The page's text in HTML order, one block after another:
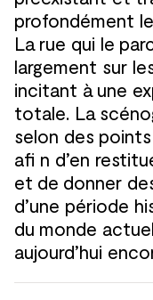
profondément
La rue qui le
largement sur
incitant à une
totale. La
selon des
afi n d’en
et de donner
d’une période
du monde
aujourd’hui